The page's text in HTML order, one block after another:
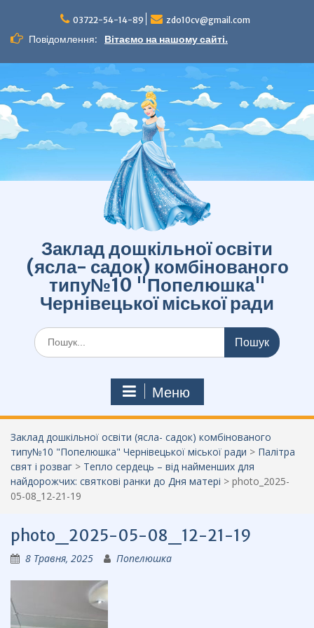
вмісту
03722-54-14-89 zdo10cv@gmail.com
Повідомлення: Вітаємо на нашому сайті.
Заклад дошкільної освіти
(ясла- садок) комбінованого
типу№10 "Попелюшка"
Чернівецької міської ради
Шукати:
Меню
Заклад дошкільної освіти (ясла- садок) комбінованого
типу№10 "Попелюшка" Чернівецької міської ради > Палітра
свят і розваг > Тепло сердець – від найменших для
найдорожчих: святкові ранки до Дня матері > photo_2025-
05-08_12-21-19
photo_2025-05-08_12-21-19
8 Травня, 2025 Попелюшка